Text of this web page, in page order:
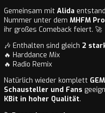
Gemeinsam mit Alida
Nummer unter dem MHFM
ihr großes Comeback feiert. 🚀
🎶 Enthalten sind gleich 2
🔥 Harddance Mix
🔥 Radio Remix
Natürlich wieder komplett
Schausteller und Fans
KBit in hoher Qualität.